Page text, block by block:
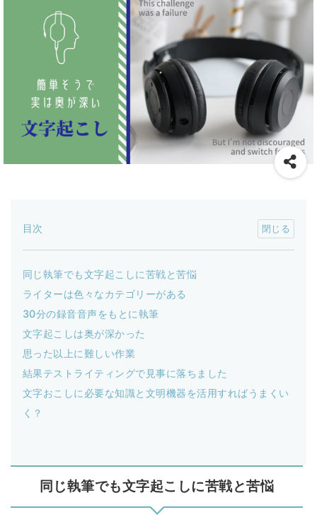
目次
同じ執筆でも文字起こしに苦戦と苦悩
ライターは色々なカテゴリーがある
30分の録音音声をもとに執筆
文字起こしは奥が深かった
思った以上に難しい作業
結果テストライティングで見事に落ちました
文字おこしに必要な知識と文明機器を活用すればうまくい
く？
同じ執筆でも文字起こしに苦戦と苦悩